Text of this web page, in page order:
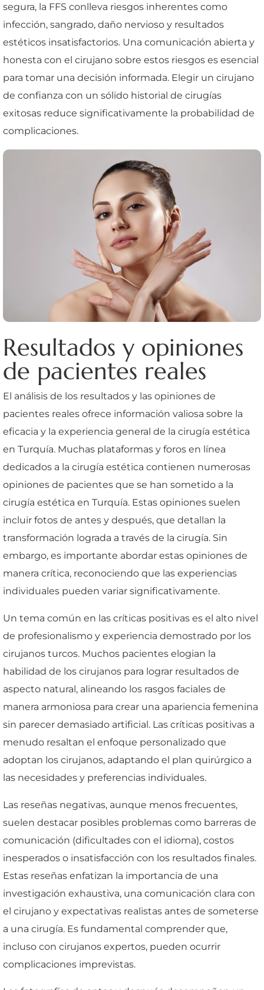
segura, la FFS conlleva riesgos inherentes como
infección, sangrado, daño nervioso y resultados
estéticos insatisfactorios. Una comunicación abierta y
honesta con el cirujano sobre estos riesgos es esencial
para tomar una decisión informada. Elegir un cirujano
de confianza con un sólido historial de cirugías
exitosas reduce significativamente la probabilidad de
complicaciones.
Resultados y opiniones
de pacientes reales
El análisis de los resultados y las opiniones de
pacientes reales ofrece información valiosa sobre la
eficacia y la experiencia general de la cirugía estética
en Turquía. Muchas plataformas y foros en línea
dedicados a la cirugía estética contienen numerosas
opiniones de pacientes que se han sometido a la
cirugía estética en Turquía. Estas opiniones suelen
incluir fotos de antes y después, que detallan la
transformación lograda a través de la cirugía. Sin
embargo, es importante abordar estas opiniones de
manera crítica, reconociendo que las experiencias
individuales pueden variar significativamente.
Un tema común en las críticas positivas es el alto nivel
de profesionalismo y experiencia demostrado por los
cirujanos turcos. Muchos pacientes elogian la
habilidad de los cirujanos para lograr resultados de
aspecto natural, alineando los rasgos faciales de
manera armoniosa para crear una apariencia femenina
sin parecer demasiado artificial. Las críticas positivas a
menudo resaltan el enfoque personalizado que
adoptan los cirujanos, adaptando el plan quirúrgico a
las necesidades y preferencias individuales.
Las reseñas negativas, aunque menos frecuentes,
suelen destacar posibles problemas como barreras de
comunicación (dificultades con el idioma), costos
inesperados o insatisfacción con los resultados finales.
Estas reseñas enfatizan la importancia de una
investigación exhaustiva, una comunicación clara con
el cirujano y expectativas realistas antes de someterse
a una cirugía. Es fundamental comprender que,
incluso con cirujanos expertos, pueden ocurrir
complicaciones imprevistas.